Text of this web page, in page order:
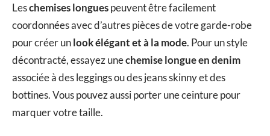
Leschemises longuespeuvent être facilement
coordonnées avec d’autres pièces de votre garde-robe
pour créer unlook élégant et à la mode. Pour un style
décontracté, essayez unechemise longue en denim
associée à des leggings ou des jeans skinny et des
bottines. Vous pouvez aussi porter une ceinture pour
marquer votre taille.